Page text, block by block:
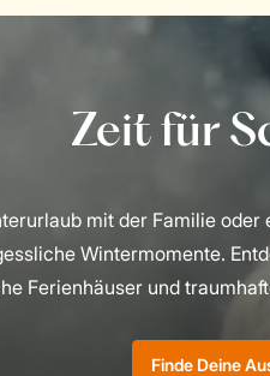
mit der Familie oder
Wintermomente.
Ferienhäuser und
Finde Deine